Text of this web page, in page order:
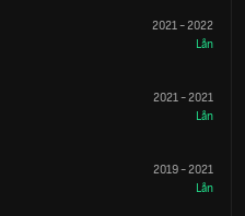
2021-2022
Lån
2021-2021
Lån
2019-2021
Lån